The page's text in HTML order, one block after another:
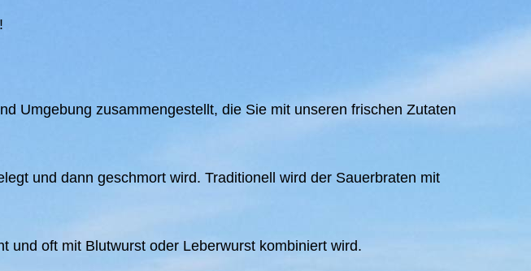
Umgebung zusammengestellt, die Sie mit unseren frischen Zutaten
und dann geschmort wird. Traditionell wird der Sauerbraten mit
und oft mit Blutwurst oder Leberwurst kombiniert wird.